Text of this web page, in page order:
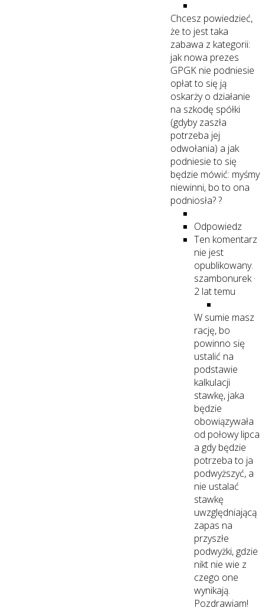
Chcesz powiedzieć,
że to jest taka
zabawa z kategorii:
jak nowa prezes
GPGK nie podniesie
opłat to się ją
oskarży o działanie
na szkodę spółki
(gdyby zaszła
potrzeba jej
odwołania) a jak
podniesie to się
będzie mówić: myśmy
niewinni, bo to ona
podniosła? ?
Odpowiedz
Ten komentarz
nie jest
opublikowany.
szambonurek ·
2 lat temu
W sumie masz
rację, bo
powinno się
ustalić na
podstawie
kalkulacji
stawkę, jaka
będzie
obowiązywała
od połowy lipca
a gdy będzie
potrzeba to ja
podwyższyć, a
nie ustalać
stawkę
uwzględniającą
zapas na
przyszłe
podwyżki, gdzie
nikt nie wie z
czego one
wynikają.
Pozdrawiam!